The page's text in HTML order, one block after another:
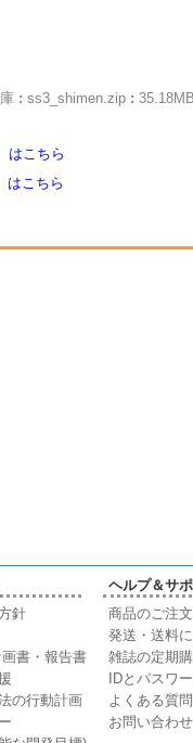
: ss3_shimen.zip :
はこちら
こちら
針
書・報告書
の行動計画
ヘルプ＆サ
商品のご注
発送・送料
雑誌の定期
IDとパスワ
よくある質問
お問い合わせ